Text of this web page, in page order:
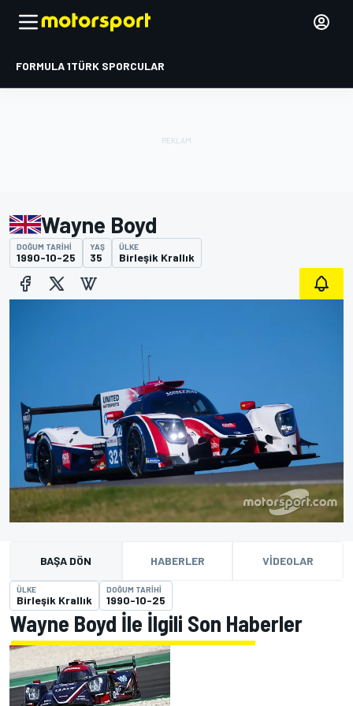
FORMULA 1TÜRK SPORCULAR
Wayne Boyd
DOĞUM TARIHI
1990-10-25
YAŞ
35
ÜLKE
Birleşik Krallık
BAŞA DÖN HABERLER VIDEOLAR
ÜLKE
Birleşik Krallık
DOĞUM TARIHI
1990-10-25
Wayne Boyd İle İlgili Son Haberler